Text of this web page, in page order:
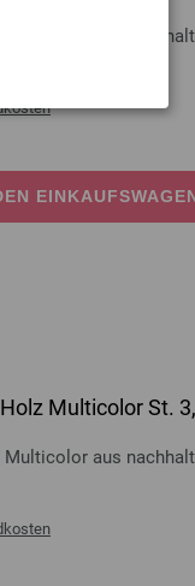
aus
Multicolor St.
aus